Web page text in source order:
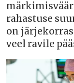
rahastuse
on järjekorras
veel ravile